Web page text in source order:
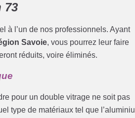
73
à l’un de nos professionnels. Ayant
Savoie, vous pourrez leur faire
réduits, voire éliminés.
pour un double vitrage ne soit pas
type de matériaux tel que